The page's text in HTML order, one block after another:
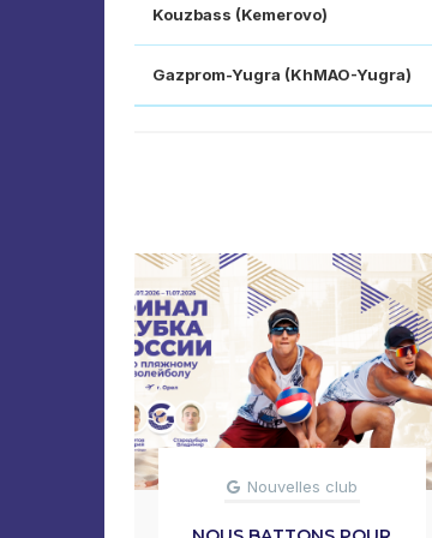
Kouzbass (Kemerovo)
Gazprom-Yugra (KhMAO-Yugra)
Nouvelles club